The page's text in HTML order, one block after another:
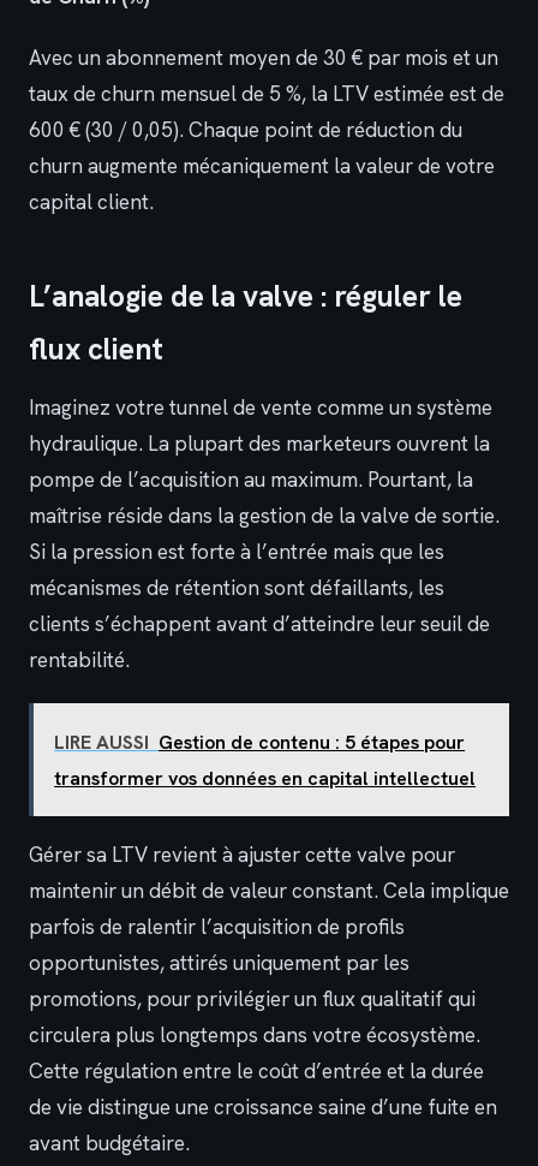
Avec un abonnement moyen de 30 € par mois et un
taux de churn mensuel de 5 %, la LTV estimée est de
600 € (30 / 0,05). Chaque point de réduction du
churn augmente mécaniquement la valeur de votre
capital client.
L’analogie de la valve : réguler le
flux client
Imaginez votre tunnel de vente comme un système
hydraulique. La plupart des marketeurs ouvrent la
pompe de l’acquisition au maximum. Pourtant, la
maîtrise réside dans la gestion de la valve de sortie.
Si la pression est forte à l’entrée mais que les
mécanismes de rétention sont défaillants, les
clients s’échappent avant d’atteindre leur seuil de
rentabilité.
LIRE AUSSI Gestion de contenu : 5 étapes pour
transformer vos données en capital intellectuel
Gérer sa LTV revient à ajuster cette valve pour
maintenir un débit de valeur constant. Cela implique
parfois de ralentir l’acquisition de profils
opportunistes, attirés uniquement par les
promotions, pour privilégier un flux qualitatif qui
circulera plus longtemps dans votre écosystème.
Cette régulation entre le coût d’entrée et la durée
de vie distingue une croissance saine d’une fuite en
avant budgétaire.